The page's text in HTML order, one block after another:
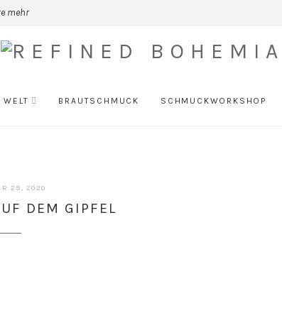
mehr
WELT BRAUTSCHMUCK SCHMUCKWORKSHOP
29, 2020
DEM GIPFEL